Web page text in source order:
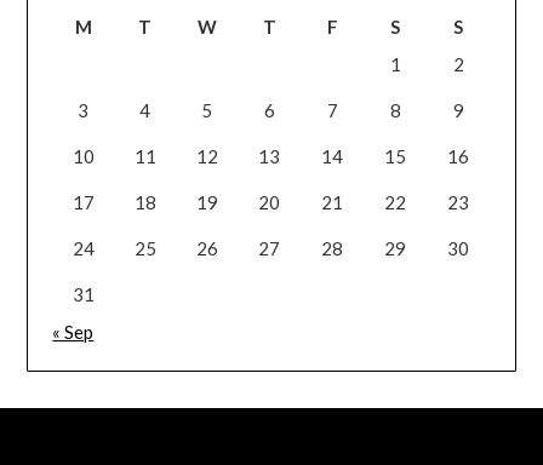
M T W T F S
S
1
2
3 4 5 6 7 8 9
10 11 12 13 14 15 16
17 18 19 20 21 22 23
24 25 26 27 28 29 30
31
« Sep